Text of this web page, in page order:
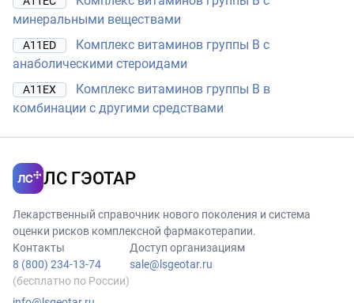
минеральными веществами
A11ED
Комплекс витаминов группы B с
анаболическими стероидами
A11EX
Комплекс витаминов группы B в
комбинации с другими средствами
ЛС ГЭОТАР
Лекарственный справочник нового поколения и система
оценки рисков комплексной фармакотерапии.
Контакты
8 (800) 234-13-74
(бесплатно по России)
Доступ организациям
sale@lsgeotar.ru